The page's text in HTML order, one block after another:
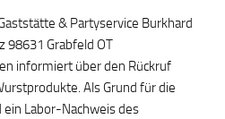
& Partyservice Burkhard
98631 Grabfeld OT
informiert über den Rückruf
Als Grund für die
Labor-Nachweis des